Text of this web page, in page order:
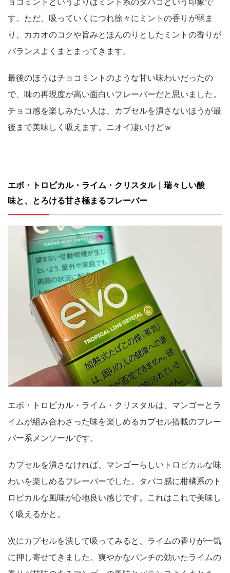
す。ただ、吸っていくにつれ徐々にミントの香りが弱ま
り、カカオのコクや旨みとほんのりとしたミントの香りが
バランスよくまとまってきます。
最後のほうはチョコミントのような甘い味わいだったの
で、味の再現度が高い面白いフレーバーだと思いました。
チョコ感を楽しみたい人は、カプセルを潰さないほうが最
後まで美味しく吸えます。ニオイ凄いけどｗ
エボ・トロピカル・ライム・クリスタル｜瑞々しい酸
味と、とろける甘さ極まるフレーバー
エボ・トロピカル・ライム・クリスタルは、マンゴーとラ
イムが組み合わさった味を楽しめるカプセル搭載のフレー
バー系メンソールです。
カプセルを潰さなければ、マンゴーらしいトロピカルな味
わいを楽しめるフレーバーでした。タバコ感に柑橘系のト
ロピカルな風味が心地良い感じです。これはこれで美味し
く吸えるかと。
次にカプセルを潰して吸ってみると、ライムの香りが一気
に押し寄せてきました。爽やかなパンチの効いたライムの